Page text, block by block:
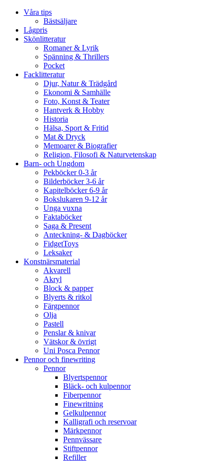
Våra tips
Bästsäljare
Lågpris
Skönlitteratur
Romaner & Lyrik
Spänning & Thrillers
Pocket
Facklitteratur
Djur, Natur & Trädgård
Ekonomi & Samhälle
Foto, Konst & Teater
Hantverk & Hobby
Historia
Hälsa, Sport & Fritid
Mat & Dryck
Memoarer & Biografier
Religion, Filosofi & Naturvetenskap
Barn- och Ungdom
Pekböcker 0-3 år
Bilderböcker 3-6 år
Kapitelböcker 6-9 år
Bokslukaren 9-12 år
Unga vuxna
Faktaböcker
Saga & Present
Anteckning- & Dagböcker
FidgetToys
Leksaker
Konstnärsmaterial
Akvarell
Akryl
Block & papper
Blyerts & ritkol
Färgpennor
Olja
Pastell
Penslar & knivar
Vätskor & övrigt
Uni Posca Pennor
Pennor och finewriting
Pennor
Blyertspennor
Bläck- och kulpennor
Fiberpennor
Finewritning
Gelkulpennor
Kalligrafi och reservoar
Märkpennor
Pennvässare
Stiftpennor
Refiller